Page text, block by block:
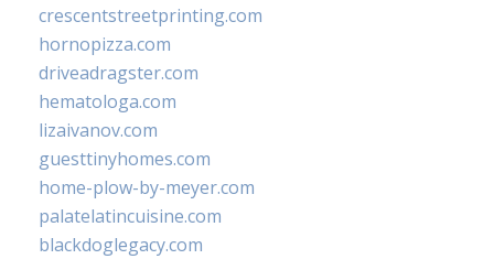
crescentstreetprinting.com
hornopizza.com
driveadragster.com
hematologa.com
lizaivanov.com
guesttinyhomes.com
home-plow-by-meyer.com
palatelatincuisine.com
blackdoglegacy.com